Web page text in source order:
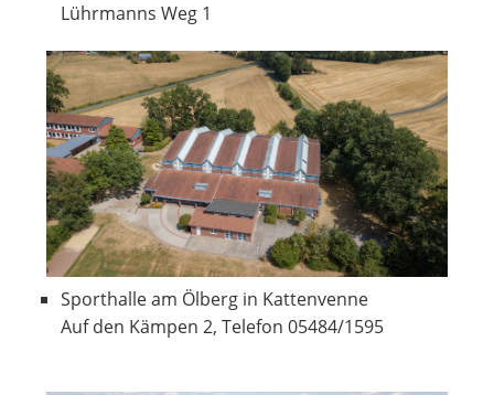
Lührmanns Weg 1
Sporthalle am Ölberg in Kattenvenne
Auf den Kämpen 2, Telefon 05484/1595